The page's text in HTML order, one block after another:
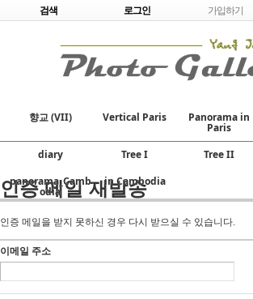
Skip to content
검색 로그인 가입하기
향교 (VII) Vertical Paris Panorama in
Paris
diary Tree I Tree II
panorama_Camb
odia
in Cambodia
인증 메일 재발송
인증 메일을 받지 못하신 경우 다시 받으실 수 있습니다.
이메일 주소